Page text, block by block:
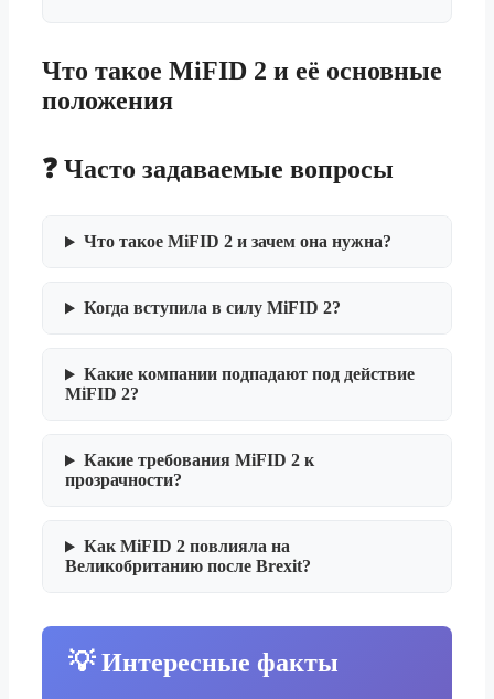
Что такое MiFID 2 и её основные
положения
❓ Часто задаваемые вопросы
Что такое MiFID 2 и зачем она нужна?
Когда вступила в силу MiFID 2?
Какие компании подпадают под действие
MiFID 2?
Какие требования MiFID 2 к
прозрачности?
Как MiFID 2 повлияла на
Великобританию после Brexit?
💡 Интересные факты